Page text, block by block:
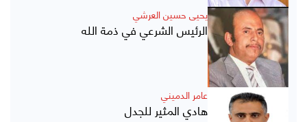
يحيى حسين العرشي
الرئيس الشرعي في ذمة الله
عامر الدميني
هادي المثير للجدل